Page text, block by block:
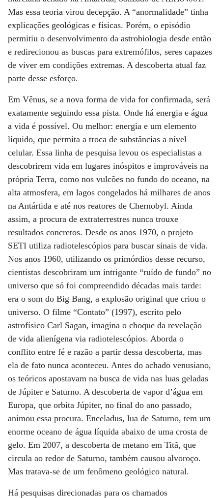
Mas essa teoria virou decepção. A “anormalidade” tinha
explicações geológicas e físicas. Porém, o episódio
permitiu o desenvolvimento da astrobiologia desde então
e redirecionou as buscas para extremófilos, seres capazes
de viver em condições extremas. A descoberta atual faz
parte desse esforço.
Em Vênus, se a nova forma de vida for confirmada, será
exatamente seguindo essa pista. Onde há energia e água
a vida é possível. Ou melhor: energia e um elemento
líquido, que permita a troca de substâncias a nível
celular. Essa linha de pesquisa levou os especialistas a
descobrirem vida em lugares inóspitos e improváveis na
própria Terra, como nos vulcões no fundo do oceano, na
alta atmosfera, em lagos congelados há milhares de anos
na Antártida e até nos reatores de Chernobyl. Ainda
assim, a procura de extraterrestres nunca trouxe
resultados concretos. Desde os anos 1970, o projeto
SETI utiliza radiotelescópios para buscar sinais de vida.
Nos anos 1960, utilizando os primórdios desse recurso,
cientistas descobriram um intrigante “ruído de fundo” no
universo que só foi compreendido décadas mais tarde:
era o som do Big Bang, a explosão original que criou o
universo. O filme “Contato” (1997), escrito pelo
astrofísico Carl Sagan, imagina o choque da revelação
de vida alienígena via radiotelescópios. Aborda o
conflito entre fé e razão a partir dessa descoberta, mas
ela de fato nunca aconteceu. Antes do achado venusiano,
os teóricos apostavam na busca de vida nas luas geladas
de Júpiter e Saturno. A descoberta de vapor d’água em
Europa, que orbita Júpiter, no final do ano passado,
animou essa procura. Enceladus, lua de Saturno, tem um
enorme oceano de água líquida abaixo de uma crosta de
gelo. Em 2007, a descoberta de metano em Titã, que
circula ao redor de Saturno, também causou alvoroço.
Mas tratava-se de um fenômeno geológico natural.
Há pesquisas direcionadas para os chamados